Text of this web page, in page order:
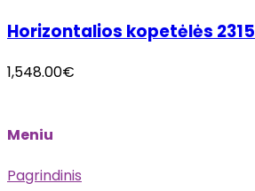
Horizontalios kopetėlės 2315
1,548.00€
Meniu
Pagrindinis